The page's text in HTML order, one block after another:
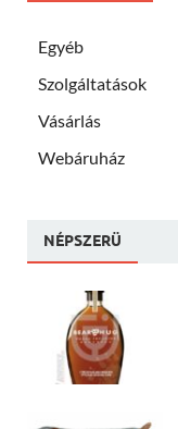
Egyéb
Szolgáltatások
Vásárlás
Webáruház
NÉPSZERÜ